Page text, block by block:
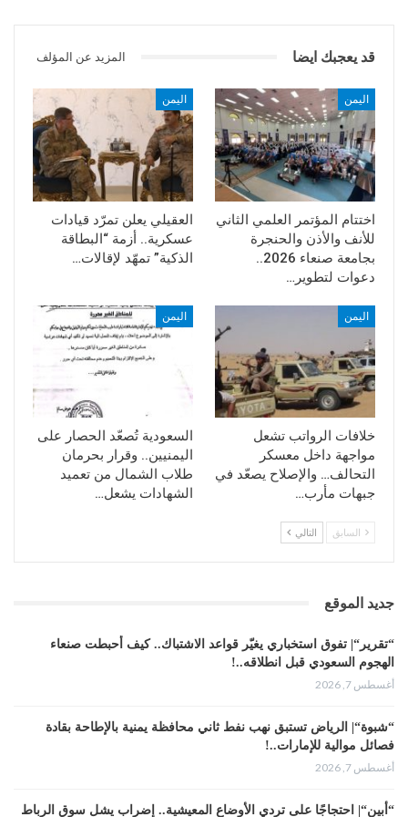
قد يعجبك ايضا المزيد عن المؤلف
اليمن
اختتام المؤتمر العلمي الثاني
للأنف والأذن والحنجرة
بجامعة صنعاء 2026..
دعوات لتطوير…
اليمن
العقيلي يعلن تمرّد قيادات
عسكرية.. أزمة “البطاقة
الذكية” تمهّد لإقالات…
اليمن
خلافات الرواتب تشعل
مواجهة داخل معسكر
التحالف… والإصلاح يصعّد في
جبهات مأرب…
اليمن
السعودية تُصعّد الحصار على
اليمنيين.. وقرار بحرمان
طلاب الشمال من تعميد
الشهادات يشعل…
السابق التالي
جديد الموقع
“تقرير“| تفوق استخباري يغيّر قواعد الاشتباك.. كيف أحبطت صنعاء
الهجوم السعودي قبل انطلاقه..!
أغسطس 7, 2026
“شبوة“| الرياض تستبق نهب نفط ثاني محافظة يمنية بالإطاحة بقادة
فصائل موالية للإمارات..!
أغسطس 7, 2026
“أبين“| احتجاجًا على تردي الأوضاع المعيشية.. إضراب يشل سوق الرباط